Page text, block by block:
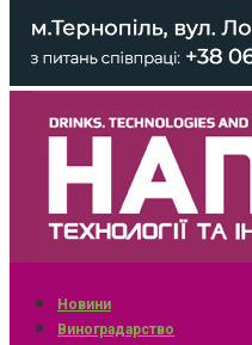
Новини
Виноградарство